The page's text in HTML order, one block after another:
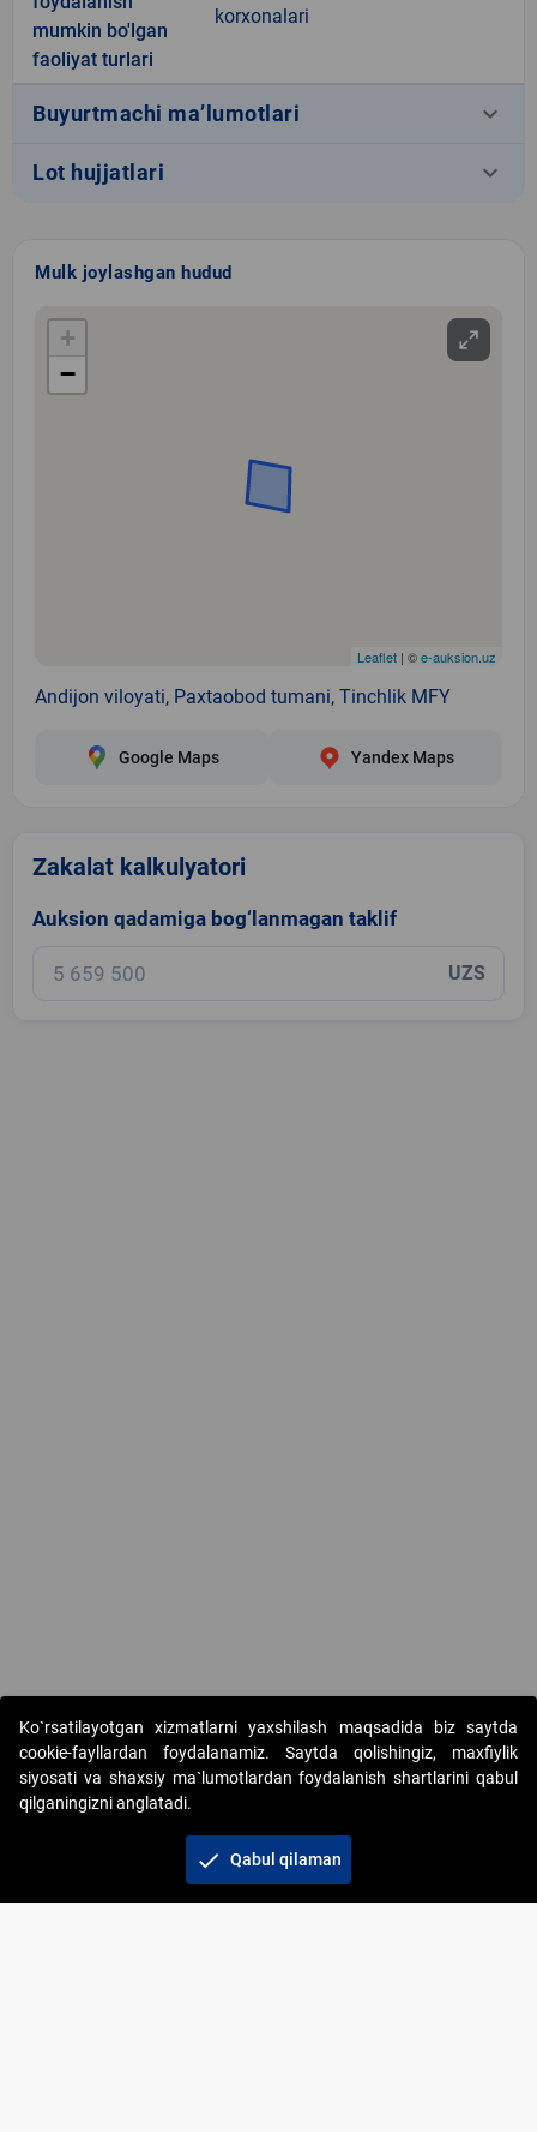
mumkin bo'lgan
faoliyat turlari
korxonalari
Buyurtmachi ma’lumotlari keyboard_arrow_down
Lot hujjatlari keyboard_arrow_down
Mulk joylashgan hudud
+
−
Leaflet | ©e-auksion.uz
Andijon viloyati, Paxtaobod tumani, Tinchlik MFY
Google Maps Yandex Maps
Zakalat kalkulyatori
Auksion qadamiga bog‘lanmagan taklif
UZS
Copyright © 2017-2026. "Elektron onlayn-auksionlarni
tashkil etish" AJ. Barcha huquqlar himoyalangan
Ko`rsatilayotgan xizmatlarni yaxshilash maqsadida biz saytda
cookie-fayllardan foydalanamiz. Saytda qolishingiz, maxfiylik
siyosati va shaxsiy ma`lumotlardan foydalanish shartlarini qabul
qilganingizni anglatadi.
check Qabul qilaman